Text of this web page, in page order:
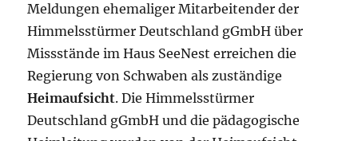
Meldungen ehemaliger Mitarbeitender der
Himmelsstürmer Deutschland gGmbH über
Missstände im Haus SeeNest erreichen die
Regierung von Schwaben als zuständige
Heimaufsicht. Die Himmelsstürmer
Deutschland gGmbH und die pädagogische